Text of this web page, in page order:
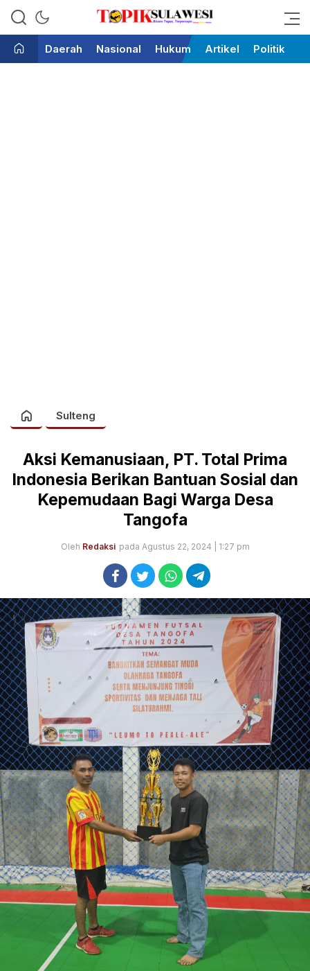
Topik Sulawesi
Bicara Tegas Terpercaya
Daerah
Nasional Hukum Artikel Politik
Sulteng
Aksi Kemanusiaan, PT. Total Prima
Indonesia Berikan Bantuan Sosial dan
Kepemudaan Bagi Warga Desa
Tangofa
Oleh Redaksi pada Agustus 22, 2024 | 1:27 pm